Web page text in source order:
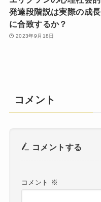
発達段階説は実際の成長
に合致するか？
2023年9月18日
コメント
コメントする
コメント ※